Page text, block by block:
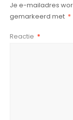
Je e-mailadres
gemarkeerd met *
Reactie *